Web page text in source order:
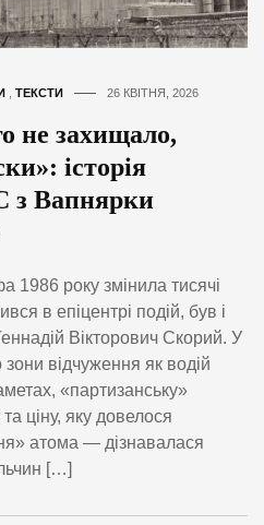
ТЕКСТИ 26 КВІТНЯ, 2026
не захищало,
історія
з Вапнярки
1986 року змінила тисячі
в епіцентрі подій, був і
Вікторович Скорий. У
відчуження як водій
«партизанську»
ціну, яку довелося
атома — дізнавалася
[…]